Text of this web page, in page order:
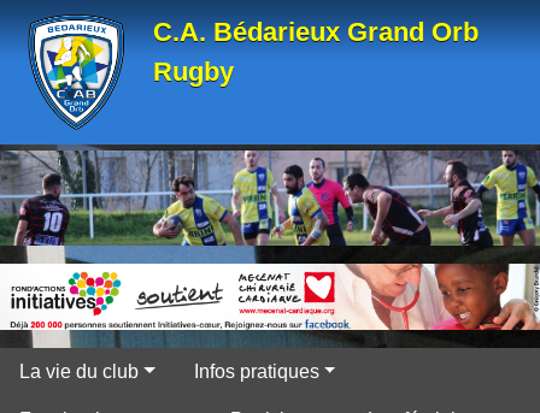
C.A. Bédarieux Grand Orb
Rugby
La vie du club Infos pratiques
Panneau de gestion des cookies